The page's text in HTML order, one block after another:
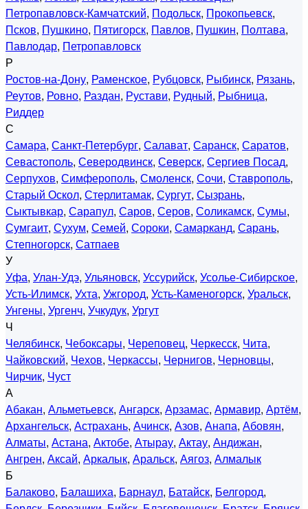
Петропавловск-Камчатский, Подольск, Прокопьевск,
Псков, Пушкино, Пятигорск, Павлов, Пушкин, Полтава,
Павлодар, Петропавловск
Р
Ростов-на-Дону, Раменское, Рубцовск, Рыбинск, Рязань,
Реутов, Ровно, Раздан, Рустави, Рудный, Рыбница,
Риддер
С
Самара, Санкт-Петербург, Салават, Саранск, Саратов,
Севастополь, Северодвинск, Северск, Сергиев Посад,
Серпухов, Симферополь, Смоленск, Сочи, Ставрополь,
Старый Оскол, Стерлитамак, Сургут, Сызрань,
Сыктывкар, Сарапул, Саров, Серов, Соликамск, Сумы,
Сумгаит, Сухум, Семей, Сороки, Самарканд, Сарань,
Степногорск, Сатпаев
У
Уфа, Улан-Удэ, Ульяновск, Уссурийск, Усолье-Сибирское,
Усть-Илимск, Ухта, Ужгород, Усть-Каменогорск, Уральск,
Унгены, Ургенч, Учкудук, Ургут
Ч
Челябинск, Чебоксары, Череповец, Черкесск, Чита,
Чайковский, Чехов, Черкассы, Чернигов, Черновцы,
Чирчик, Чуст
А
Абакан, Альметьевск, Ангарск, Арзамас, Армавир, Артём,
Архангельск, Астрахань, Ачинск, Азов, Анапа, Абовян,
Алматы, Астана, Актобе, Атырау, Актау, Андижан,
Ангрен, Аксай, Аркалык, Аральск, Аягоз, Алмалык
Б
Балаково, Балашиха, Барнаул, Батайск, Белгород,